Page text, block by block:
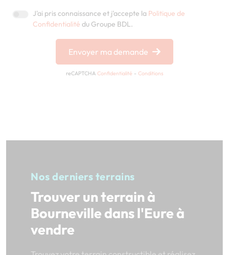
J'ai pris connaissance et j'accepte la Politique de
Confidentialité du Groupe BDL.
Envoyer ma demande
reCAPTCHA Confidentialité - Conditions
Nos derniers terrains
Trouver un terrain à
Bourneville dans l'Eure à
vendre